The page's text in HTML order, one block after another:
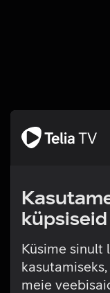
küpsiseid
Küsime sinult
meie